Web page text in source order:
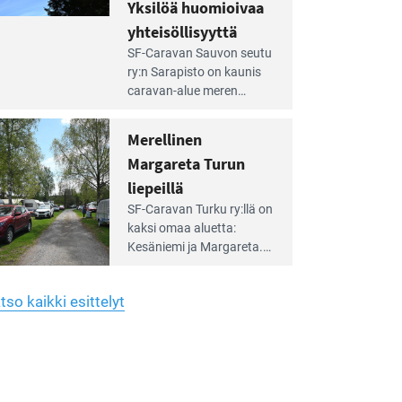
käyttöön­sä osan kunnan
viiden hehtaarin
virkistysalueesta.
Yksilöä huomioivaa
yhteisöllisyyttä
SF-Caravan Sauvon seutu
ry:n Sarapisto on kaunis
caravan-alue meren
on 130 sähköllä
varustettua caravan-paik­
kaa sekä kymmenen
paikkaa ilman sähköä.
Merellinen
Margareta Turun
liepeillä
SF-Caravan Turku ry:llä on
kaksi omaa aluet­ta:
Kesäniemi ja Margareta.
kaikki esittelyt